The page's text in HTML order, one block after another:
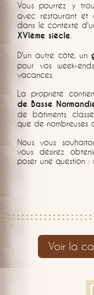
Vous pourrez y
avec restaurant et
dans le contexte
XVIème siècle
D'un autre côté, un
pour vos week-
vacances.
La propriété
de Basse
de bâtiments
que de nombreuses
Nous vous
vous désirez
poser une question :
Voir la